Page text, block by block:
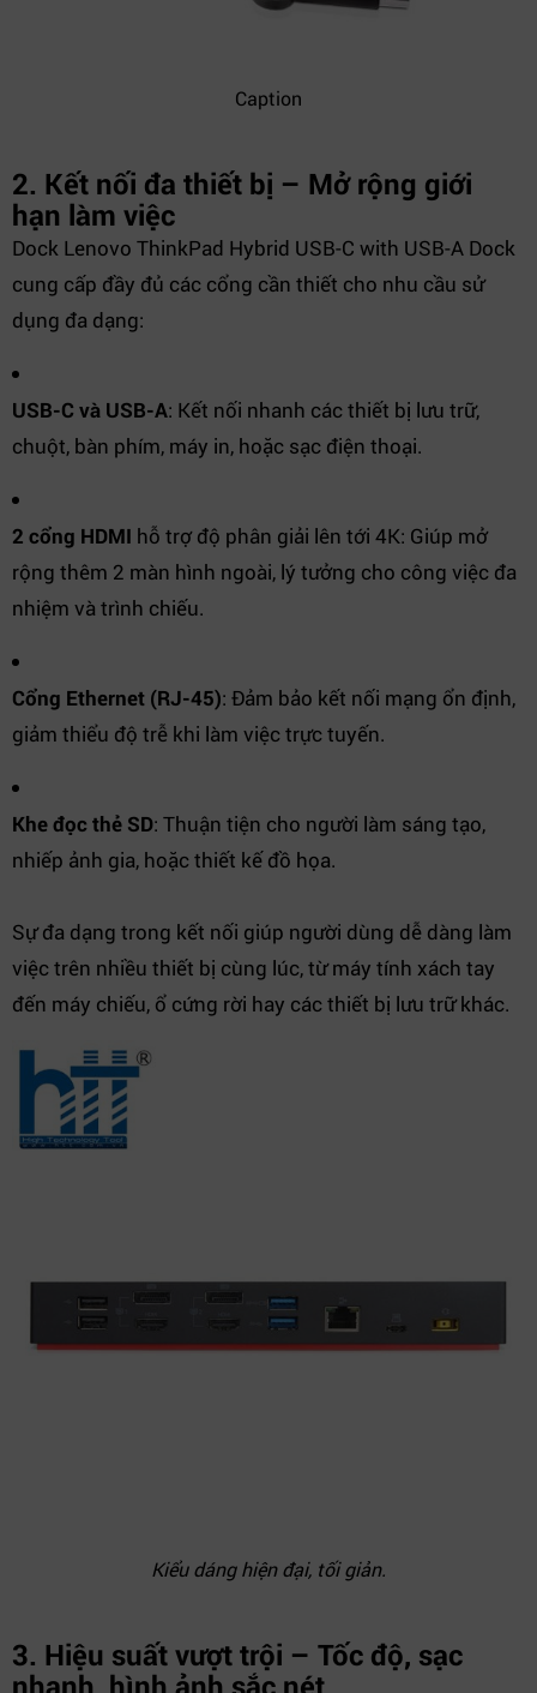
Caption
2. Kết nối đa thiết bị – Mở rộng giới
hạn làm việc
Dock Lenovo ThinkPad Hybrid USB-C with USB-A Dock
cung cấp đầy đủ các cổng cần thiết cho nhu cầu sử
dụng đa dạng:
USB-C và USB-A: Kết nối nhanh các thiết bị lưu trữ,
chuột, bàn phím, máy in, hoặc sạc điện thoại.
2 cổng HDMI hỗ trợ độ phân giải lên tới 4K: Giúp mở
rộng thêm 2 màn hình ngoài, lý tưởng cho công việc đa
nhiệm và trình chiếu.
Cổng Ethernet (RJ-45): Đảm bảo kết nối mạng ổn định,
giảm thiểu độ trễ khi làm việc trực tuyến.
Khe đọc thẻ SD: Thuận tiện cho người làm sáng tạo,
nhiếp ảnh gia, hoặc thiết kế đồ họa.
Sự đa dạng trong kết nối giúp người dùng dễ dàng làm
việc trên nhiều thiết bị cùng lúc, từ máy tính xách tay
đến máy chiếu, ổ cứng rời hay các thiết bị lưu trữ khác.
Kiểu dáng hiện đại, tối giản.
3. Hiệu suất vượt trội – Tốc độ, sạc